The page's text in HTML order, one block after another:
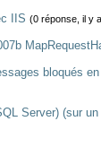
IIS (0 réponse, il y
bloqués
Server) (sur